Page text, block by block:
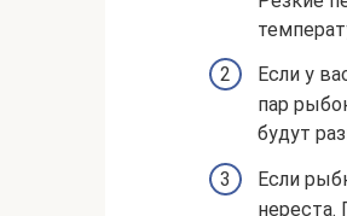
Если у
пар
будут
Если
нереста.